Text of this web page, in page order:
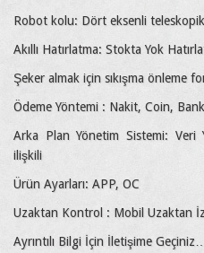
Robot kolu: Dört eksenli
Akıllı Hatırlatma: Stokta Yok
Şeker almak için sıkışma önleme
Ödeme Yöntemi : Nakit, Coin,
Arka Plan Yönetim Sistemi: Veri
ilişkili
Ürün Ayarları: APP, OC
Uzaktan Kontrol : Mobil Uzaktan
Ayrıntılı Bilgi İçin İletişime Geçiniz…